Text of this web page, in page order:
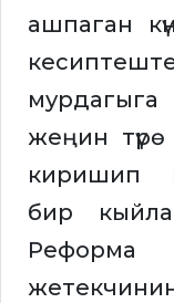
ашпаган
жеңин
киришип
бир
Реформа